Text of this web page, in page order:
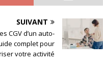
SUIVANT
CGV d’un auto-
complet pour
votre activité